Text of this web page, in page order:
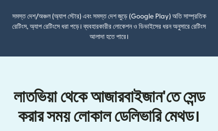
সমস্ত দেশ/অঞ্চল (অ্যাপ স্টোর) এবং সমস্ত দেশ জুড়ে (Google Play) অতি সাম্প্রতিক
রেটিংস, অ্যাপ রেটিংসে ধরা পড়ে। ব্যবহারকারীর লোকেশন ও ডিভাইসের ধরন অনুসারে রেটিংস
আলাদা হতে পারে।
লাতভিয়া থেকে আজারবাইজান'তে সেন্ড
করার সময় লোকাল ডেলিভারি মেথড।